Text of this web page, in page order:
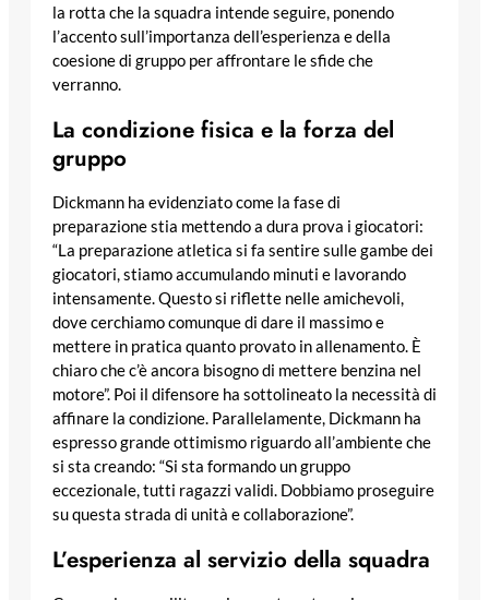
la rotta che la squadra intende seguire, ponendo
l’accento sull’importanza dell’esperienza e della
coesione di gruppo per affrontare le sfide che
verranno.
La condizione fisica e la forza del
gruppo
Dickmann ha evidenziato come la fase di
preparazione stia mettendo a dura prova i giocatori:
“La preparazione atletica si fa sentire sulle gambe dei
giocatori, stiamo accumulando minuti e lavorando
intensamente. Questo si riflette nelle amichevoli,
dove cerchiamo comunque di dare il massimo e
mettere in pratica quanto provato in allenamento. È
chiaro che c’è ancora bisogno di mettere benzina nel
motore”. Poi il difensore ha sottolineato la necessità di
affinare la condizione. Parallelamente, Dickmann ha
espresso grande ottimismo riguardo all’ambiente che
si sta creando: “Si sta formando un gruppo
eccezionale, tutti ragazzi validi. Dobbiamo proseguire
su questa strada di unità e collaborazione”.
L’esperienza al servizio della squadra